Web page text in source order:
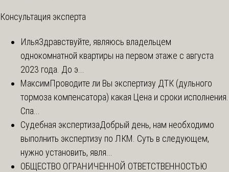
Консультация эксперта
ИльяЗдравствуйте, являюсь владельцем
однокомнатной квартиры на первом этаже с августа
2023 года. До э...
МаксимПроводите ли Вы экспертизу ДТК (дульного
тормоза компенсатора) какая Цена и сроки исполнения.
Спа...
Судебная экспертизаДобрый день, нам необходимо
выполнить экспертизу по ЛКМ. Суть в следующем,
нужно установить, явля...
ОБЩЕСТВО ОГРАНИЧЕННОЙ ОТВЕТСТВЕННОСТЬЮ